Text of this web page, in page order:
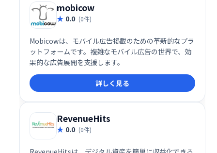
mobicow
0.0 (0件)
Mobicowは、モバイル広告掲載のための革新的なプラ
ットフォームです。複雑なモバイル広告の世界で、効
果的な広告展開を支援します。
詳しく見る
RevenueHits
0.0 (0件)